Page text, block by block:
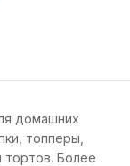
домашних
топперы,
Более